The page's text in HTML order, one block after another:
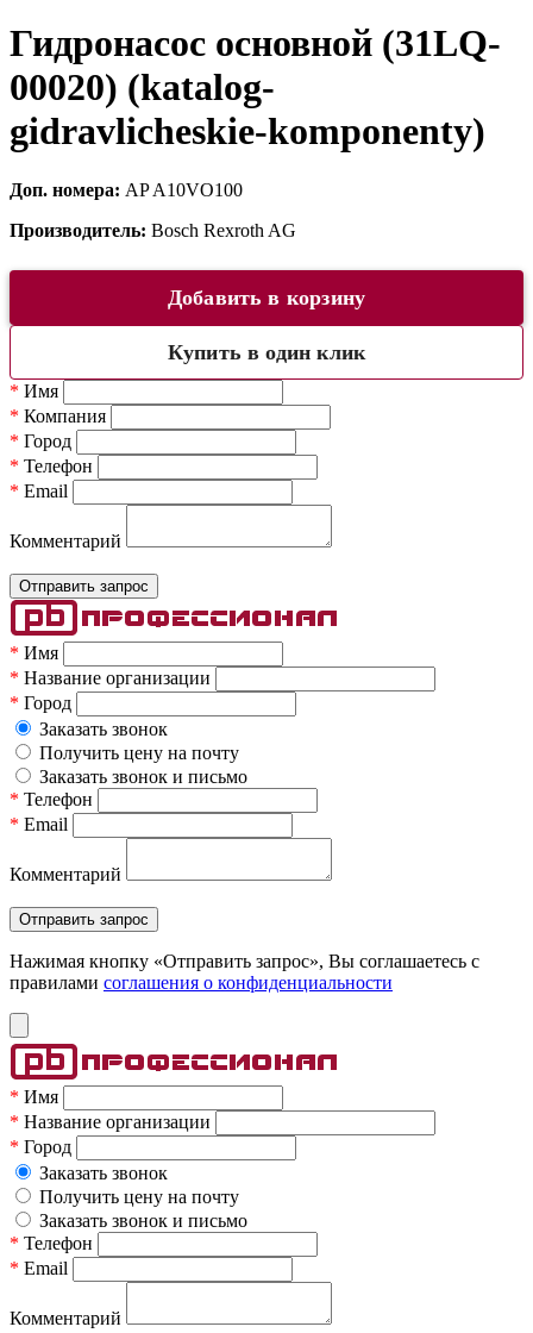
Гидронасос основной (31LQ-
00020) (katalog-
gidravlicheskie-komponenty)
Доп. номера: AP A10VO100
Производитель: Bosch Rexroth AG
Добавить в корзину
Купить в один клик
* Имя
* Компания
* Город
* Телефон
* Email
Комментарий
* Имя
* Название организации
* Город
Заказать звонок
Получить цену на почту
Заказать звонок и письмо
* Телефон
* Email
Комментарий
Нажимая кнопку «Отправить запрос», Вы соглашаетесь c
правилами соглашения о конфиденциальности
* Имя
* Название организации
* Город
Заказать звонок
Получить цену на почту
Заказать звонок и письмо
* Телефон
* Email
Комментарий